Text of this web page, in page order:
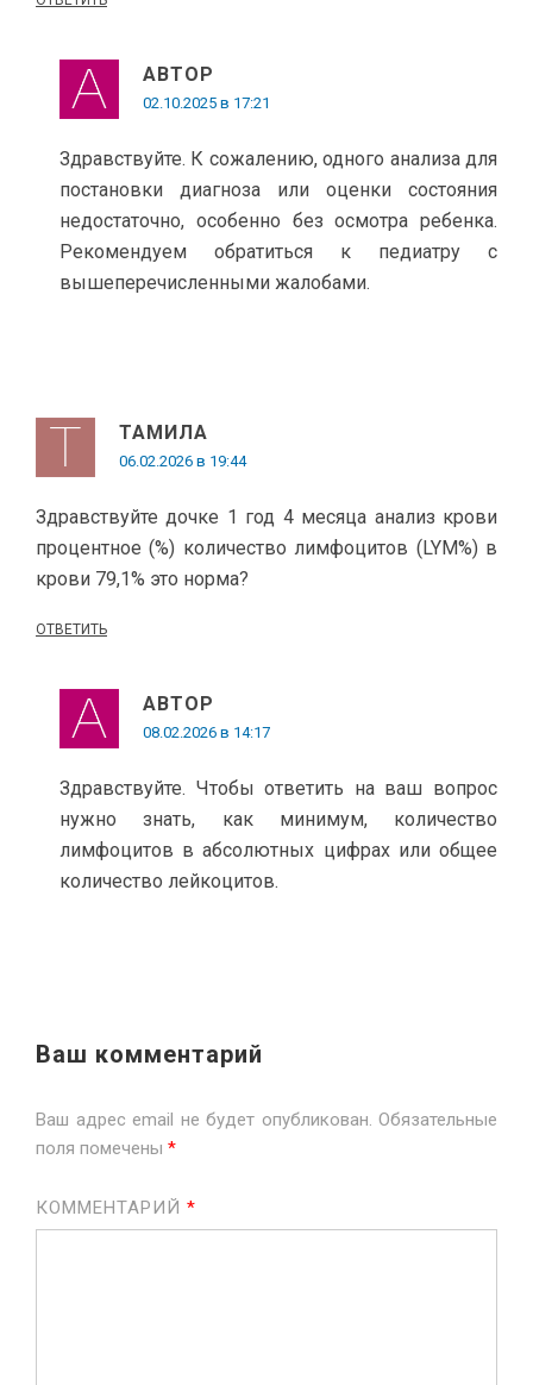
АВТОР
02.10.2025 в 17:21
Здравствуйте. К сожалению, одного анализа для
постановки диагноза или оценки состояния
недостаточно, особенно без осмотра ребенка.
Рекомендуем обратиться к педиатру с
вышеперечисленными жалобами.
ТАМИЛА
06.02.2026 в 19:44
Здравствуйте дочке 1 год 4 месяца анализ крови
процентное (%) количество лимфоцитов (LYM%) в
крови 79,1% это норма?
ОТВЕТИТЬ
АВТОР
08.02.2026 в 14:17
Здравствуйте. Чтобы ответить на ваш вопрос
нужно знать, как минимум, количество
лимфоцитов в абсолютных цифрах или общее
количество лейкоцитов.
Ваш комментарий
Ваш адрес email не будет опубликован. Обязательные
поля помечены *
КОММЕНТАРИЙ *